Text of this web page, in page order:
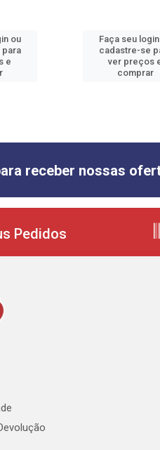
ou
e
Faça seu
cadastre-se
ver preços
comprar
receber nossas
Pedidos